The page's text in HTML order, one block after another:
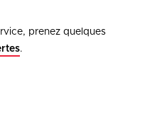
prenez quelques
.